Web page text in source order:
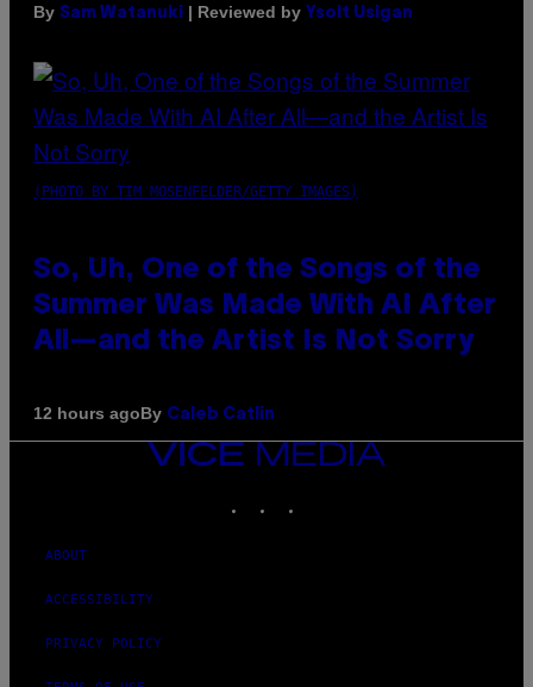
By Sam Watanuki | Reviewed by Ysolt Usigan
(PHOTO BY TIM MOSENFELDER/GETTY IMAGES)
So, Uh, One of the Songs of the
Summer Was Made With AI After
All—and the Artist Is Not Sorry
12 hours agoBy Caleb Catlin
VICE
MEDIA
ABOUT
ACCESSIBILITY
PRIVACY POLICY